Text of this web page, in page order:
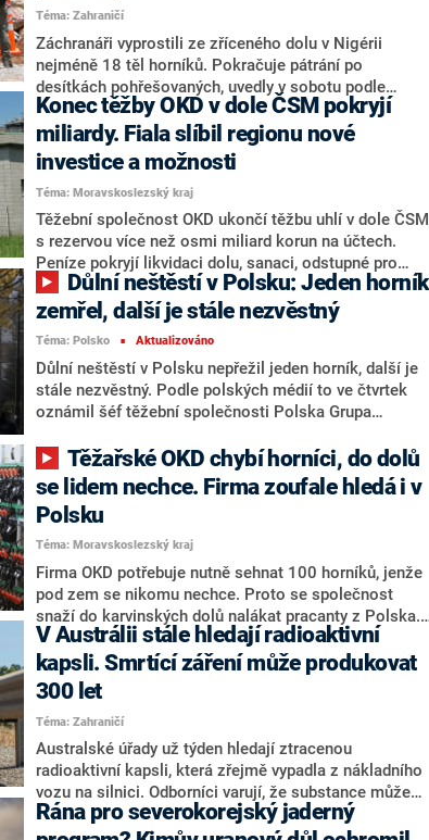
Téma: Zahraničí
Záchranáři vyprostili ze zříceného dolu v Nigérii
nejméně 18 těl horníků. Pokračuje pátrání po
desítkách pohřešovaných, uvedly v sobotu podle
agentury AFP místní zdroje. Při záchranných akcích se
zatím podařilo dostat na povrch také pět živých
horníků, záchranné práce ale kvůli nedostatku
potřebného vybavení pokračují pomalu.
Konec těžby OKD v dole ČSM pokryjí
miliardy. Fiala slíbil regionu nové
investice a možnosti
Téma: Moravskoslezský kraj
Těžební společnost OKD ukončí těžbu uhlí v dole ČSM
s rezervou více než osmi miliard korun na účtech.
Peníze pokryjí likvidaci dolu, sanaci, odstupné pro
zaměstnance i budoucí podnikání OKD. Po pondělním
setkání s firmou to uvedl premiér Petr Fiala (ODS).
Prostřednictvím společnosti Prisko vlastní OKD stát.
Podle premiéra bude přechod na nové období
bezproblémový. Vytěžení posledních porubů provede
OKD v prvním čtvrtletí 2026.
zemřel, další je stále nezvěstný
Téma: Polsko ■ Aktualizováno
Důlní neštěstí v Polsku nepřežil jeden horník, další je
stále nezvěstný. Podle polských médií to ve čtvrtek
oznámil šéf těžební společnosti Polska Grupa
hranic s Českou republikou patří. Důl ráno zasáhl silný
otřes, na povrch se podařilo podle dřívějších informací
dostat 76 ze 78 horníků, 17 z nich bylo zraněných.
se lidem nechce. Firma zoufale hledá i v
Polsku
Téma: Moravskoslezský kraj
Firma OKD potřebuje nutně sehnat 100 horníků, jenže
pod zem se nikomu nechce. Proto se společnost
snaží do karvinských dolů nalákat pracanty z Polska.
V posledních letech se přitom zavírala jedna šachta za
druhou a horníci dostávali výpovědi. Jenže uhlí se
nakonec bude na Karvinsku těžit ještě celé dva roky.
V Austrálii stále hledají radioaktivní
kapsli. Smrtící záření může produkovat
300 let
Téma: Zahraničí
Australské úřady už týden hledají ztracenou
radioaktivní kapsli, která zřejmě vypadla z nákladního
vozu na silnici. Odborníci varují, že substance může
způsobit vážné zdravotní komplikace, radiační nemoc,
v nejhorším případě i rakovinu. Není přitom jasné, zda
Rána pro severokorejský jaderný